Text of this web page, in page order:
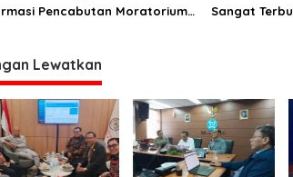
Pencabutan Moratorium
Sangat
Lewatkan